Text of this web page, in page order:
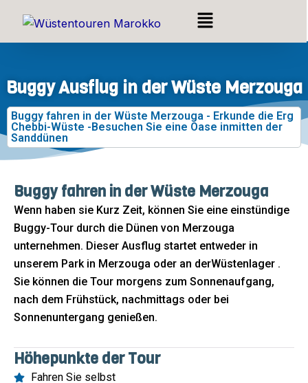
Inhalt
springen
Menü
Buggy Ausflug in der Wüste Merzouga
Buggy fahren in der Wüste Merzouga - Erkunde die Erg
Chebbi-Wüste -Besuchen Sie eine Oase inmitten der
Sanddünen
Buggy fahren in der Wüste Merzouga
Wenn haben sie Kurz Zeit, können Sie eine einstündige
Buggy-Tour durch die Dünen von Merzouga
unternehmen. Dieser Ausflug startet entweder in
unserem Park in Merzouga oder an derWüstenlager .
Sie können die Tour morgens zum Sonnenaufgang,
nach dem Frühstück, nachmittags oder bei
Sonnenuntergang genießen.
Höhepunkte der Tour
Fahren Sie selbst